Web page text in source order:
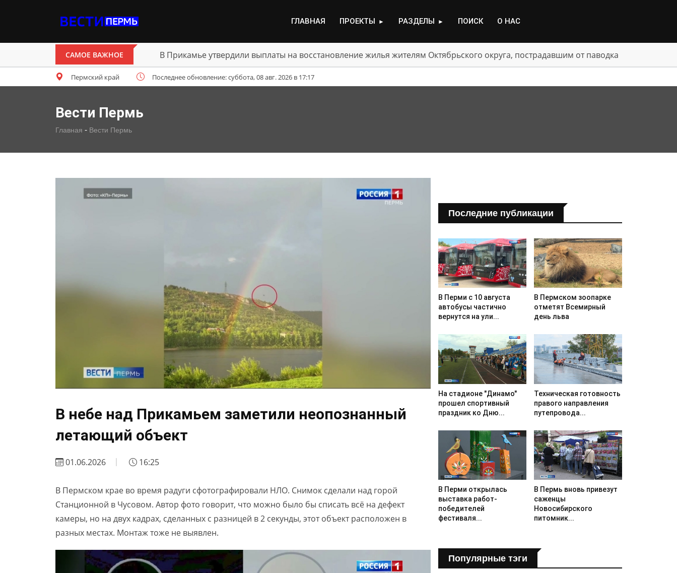
ГЛАВНАЯ ПРОЕКТЫ ► РАЗДЕЛЫ ► ПОИСК О НАС
САМОЕ ВАЖНОЕ В Прикамье утвердили выплаты на восстановление жилья жителям Октябрьского округа, пострадавшим от паводка
Пермский край Последнее обновление: суббота, 08 авг. 2026 в 17:17
Вести Пермь
Главная - Вести Пермь
В небе над Прикамьем заметили неопознанный
летающий объект
01.06.2026 16:25
В Пермском крае во время радуги сфотографировали НЛО. Снимок сделали над горой
Станционной в Чусовом. Автор фото говорит, что можно было бы списать всё на дефект
камеры, но на двух кадрах, сделанных с разницей в 2 секунды, этот объект расположен в
разных местах. Монтаж тоже не выявлен.
Последние публикации
В Перми с 10 августа
автобусы частично
вернутся на ули...
В Пермском зоопарке
отметят Всемирный
день льва
На стадионе "Динамо"
прошел спортивный
праздник ко Дню...
Техническая готовность
правого направления
путепровода...
В Перми открылась
выставка работ-
победителей
фестиваля...
В Пермь вновь привезут
саженцы
Новосибирского
питомник...
Популярные тэги